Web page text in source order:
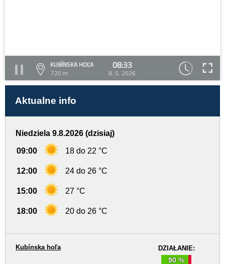
KUBÍNSKA HOĽA
720 m
08:33
8. 5. 2026
Aktualne info
Niedziela 9.8.2026 (dzisiaj)
09:00 18 do 22 °C
12:00 24 do 26 °C
15:00 27 °C
18:00 20 do 26 °C
DZIAŁANIE:
90 %
Kubínska hoľa